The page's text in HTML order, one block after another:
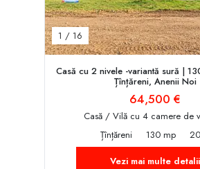
1 / 16
Casă cu 2 nivele -variantă sură |
Țînțăreni, Anenii Noi
64,500 €
Casă / Vilă cu 4 camere de
Țînțăreni
130 mp
Vezi mai multe detalii